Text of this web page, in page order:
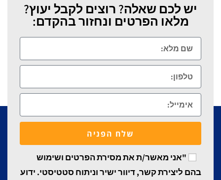
יש לכם שאלה? רוצים לקבל יעוץ?
מלאו הפרטים ונחזור בהקדם:
"אני מאשר/ת את מסירת הפרטים ושימוש
בהם ליצירת קשר, דיוור ישיר וניתוח סטטיסטי. ידוע
שלח הפניה